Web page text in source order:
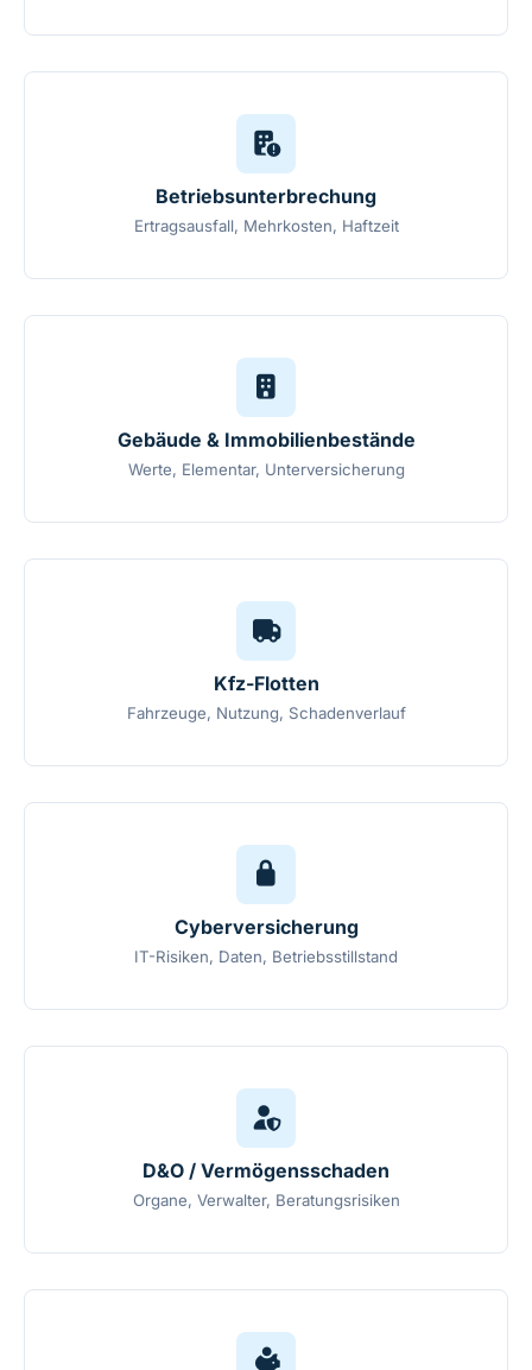
Betriebsunterbrechung
Ertragsausfall, Mehrkosten, Haftzeit
Gebäude & Immobilienbestände
Werte, Elementar, Unterversicherung
Kfz-Flotten
Fahrzeuge, Nutzung, Schadenverlauf
Cyberversicherung
IT-Risiken, Daten, Betriebsstillstand
D&O / Vermögensschaden
Organe, Verwalter, Beratungsrisiken